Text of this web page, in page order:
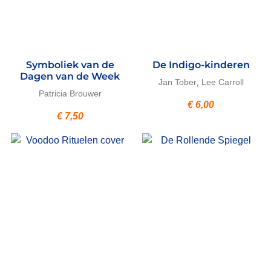
Symboliek van de
Dagen van de Week
Patricia Brouwer
€7,50
De Indigo-kinderen
Jan Tober, Lee Carroll
€6,00